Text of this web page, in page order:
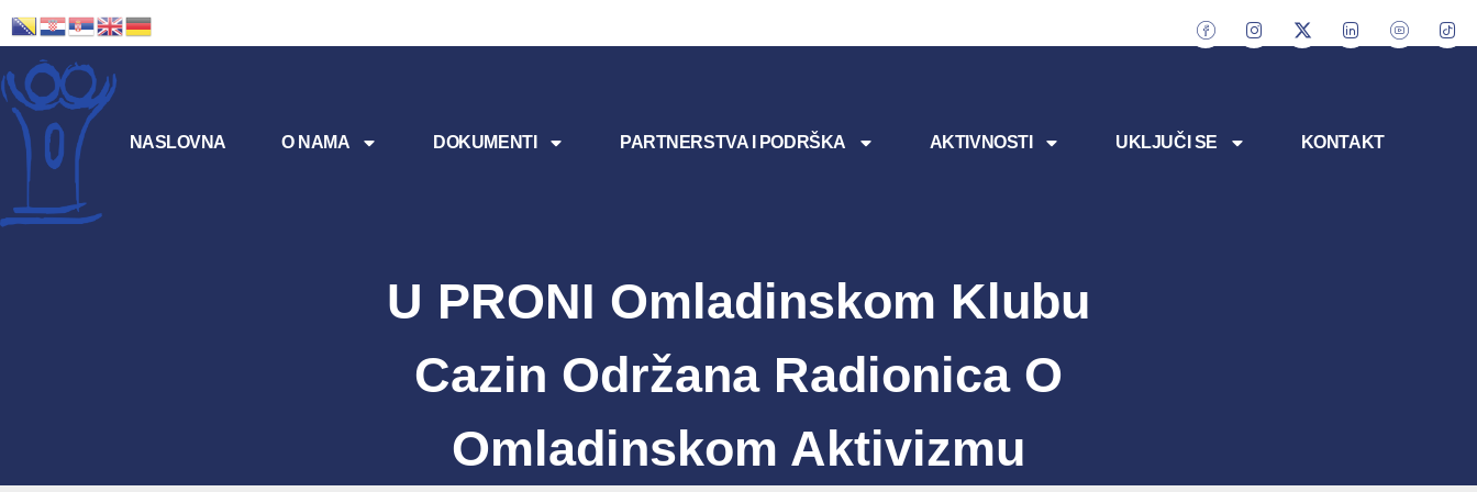
NASLOVNA O NAMA DOKUMENTI PARTNERSTVA I PODRŠKA AKTIVNOSTI UKLJUČI SE KONTAKT
U PRONI Omladinskom Klubu
Cazin Održana Radionica O
Omladinskom Aktivizmu